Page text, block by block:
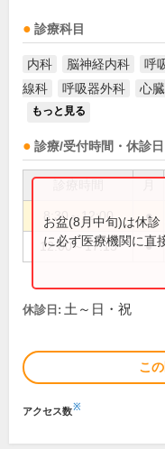
診療科目
内科 脳神経内科 呼
線科
呼吸器外科 心
もっと見る
診療/受付時間・休診日
8:30～12:00 ●
12:00～17:15 ●
お盆(8月中旬)は休
に必ず医療機関に直
休診日: 土～日・祝
こ
アクセス数※